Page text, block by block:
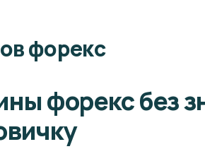
форекс
форекс без